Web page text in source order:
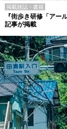
掲載雑誌・書籍
『街歩き研修「アー
記事が掲載